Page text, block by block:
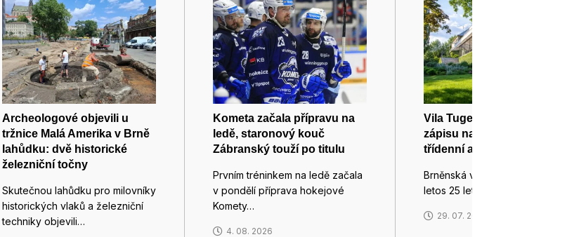
Archeologové objevili u
tržnice Malá Amerika v Brně
lahůdku: dvě historické
železniční točny
Skutečnou lahůdku pro milovníky
historických vlaků a železniční
techniky objevili…
Kometa začala přípravu na
ledě, staronový kouč
Zábranský touží po titulu
Prvním tréninkem na ledě začala
v pondělí příprava hokejové
Komety…
4. 08. 2026
Vila Tugendhat oslaví výročí
zápisu na seznam UNESCO
třídenní akcí v zahradách
Brněnská vila Tugendhat oslaví
letos 25 let od zápisu mezi…
29. 07. 2026